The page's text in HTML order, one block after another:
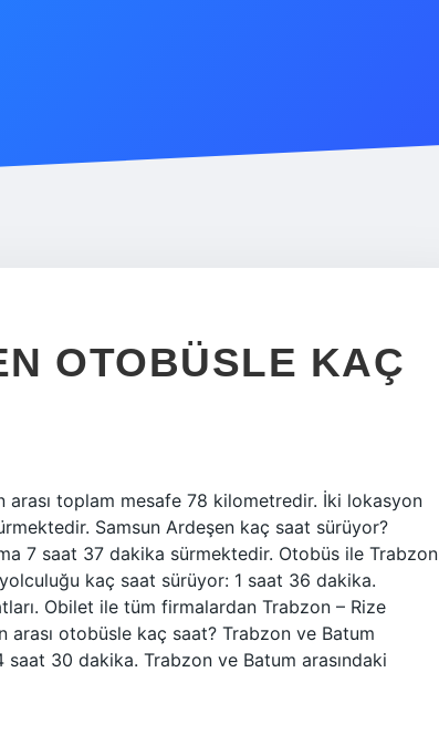
OTOBÜSLE KAÇ
toplam mesafe 78 kilometredir. İki lokasyon
Samsun Ardeşen kaç saat sürüyor?
7 saat 37 dakika sürmektedir. Otobüs ile Trabzon
kaç saat sürüyor: 1 saat 36 dakika.
Obilet ile tüm firmalardan Trabzon – Rize
arası otobüsle kaç saat? Trabzon ve Batum
30 dakika. Trabzon ve Batum arasındaki